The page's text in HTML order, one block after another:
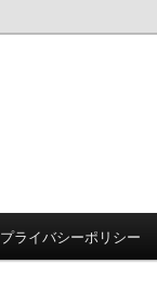
プライバシーポリシー